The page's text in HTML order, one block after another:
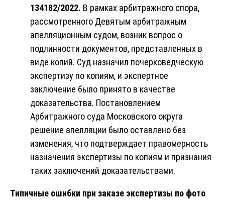
134182/2022. В рамках арбитражного спора,
рассмотренного Девятым арбитражным
апелляционным судом, возник вопрос о
подлинности документов, представленных в
виде копий. Суд назначил почерковедческую
экспертизу по копиям, и экспертное
заключение было принято в качестве
доказательства. Постановлением
Арбитражного суда Московского округа
решение апелляции было оставлено без
изменения, что подтверждает правомерность
назначения экспертизы по копиям и признания
таких заключений доказательствами.
Типичные ошибки при заказе экспертизы по фото